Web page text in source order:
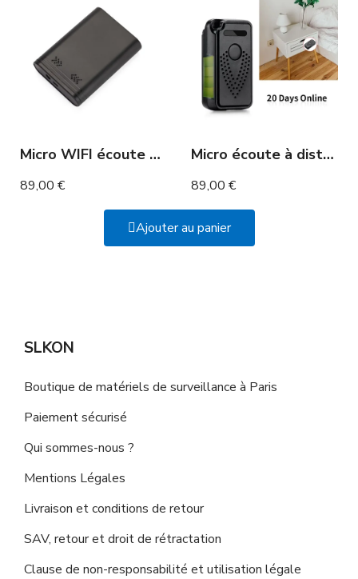
Micro WIFI écoute à distance et enregistreur 12 mois
89,00 €
Micro écoute à distance et enregistreur WIFI 20 jours
89,00 €
Ajouter au panier
SLKON
Boutique de matériels de surveillance à Paris
Paiement sécurisé
Qui sommes-nous ?
Mentions Légales
Livraison et conditions de retour
SAV, retour et droit de rétractation
Clause de non-responsabilité et utilisation légale